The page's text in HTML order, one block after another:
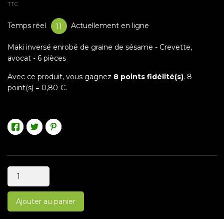
TTC
Temps réel 11 Actuellement en ligne
Maki inversé enrobé de graine de sésame - Crevette,
avocat - 6 pièces
Avec ce produit, vous gagnez 8 points fidélité(s). 8
point(s) = 0,80 €.
Ajouter au panier